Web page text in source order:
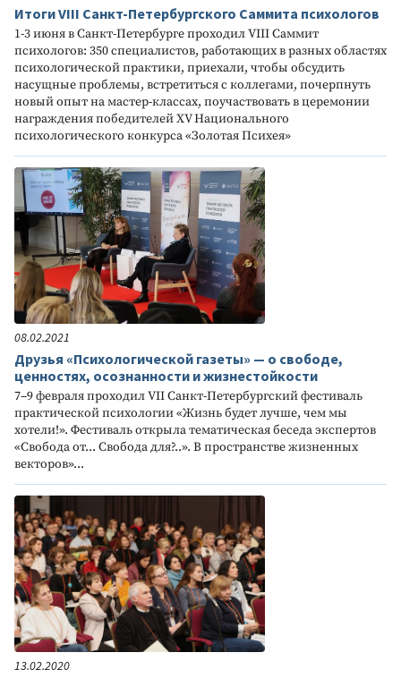
Итоги VIII Санкт-Петербургского Саммита психологов
1-3 июня в Санкт-Петербурге проходил VIII Саммит
психологов: 350 специалистов, работающих в разных областях
психологической практики, приехали, чтобы обсудить
насущные проблемы, встретиться с коллегами, почерпнуть
новый опыт на мастер-классах, поучаствовать в церемонии
награждения победителей XV Национального
психологического конкурса «Золотая Психея»
08.02.2021
Друзья «Психологической газеты» — о свободе,
ценностях, осознанности и жизнестойкости
7–9 февраля проходил VII Санкт-Петербургский фестиваль
практической психологии «Жизнь будет лучше, чем мы
хотели!». Фестиваль открыла тематическая беседа экспертов
«Свобода от... Свобода для?..». В пространстве жизненных
векторов»...
13.02.2020